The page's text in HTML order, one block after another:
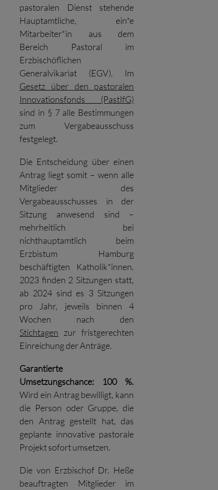
pastoralen Dienst stehende
Hauptamtliche, ein*e
Mitarbeiter*in aus dem
Bereich Pastoral im
Erzbischöflichen
Generalvikariat (EGV). Im
Gesetz über den pastoralen
Innovationsfonds (PastIfG)
sind in § 7 alle Bestimmungen
zum Vergabeausschuss
festgelegt.
Die Entscheidung über einen
Antrag liegt somit – wenn alle
Mitglieder des
Vergabeausschusses in der
Sitzung anwesend sind –
mehrheitlich bei
nichthauptamtlich beim
Erzbistum Hamburg
beschäftigten Katholik*innen.
2023 finden 2 Sitzungen statt,
ab 2024 sind es 3 Sitzungen
pro Jahr, jeweils binnen 4
Wochen nach den
Stichtagen zur fristgerechten
Einreichung der Anträge.
Garantierte
Umsetzungschance: 100 %.
Wird ein Antrag bewilligt, kann
die Person oder Gruppe, die
den Antrag gestellt hat, das
geplante innovative pastorale
Projekt sofort umsetzen.
Die von Erzbischof Dr. Heße
beauftragten Mitglieder im